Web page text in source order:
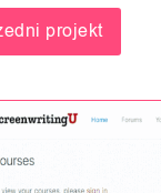
projekt